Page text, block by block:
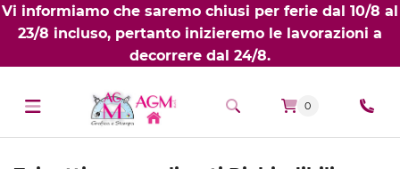
Vi informiamo che saremo chiusi per ferie dal 10/8 al
23/8 incluso, pertanto inizieremo le lavorazioni a
decorrere dal 24/8.
0